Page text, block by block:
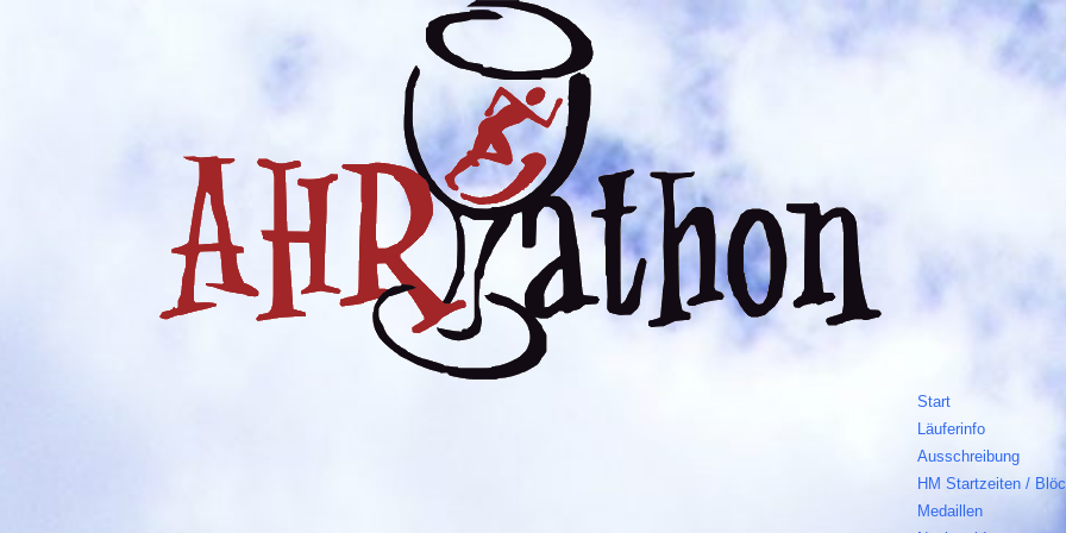
Start
Läuferinfo
Ausschreibung
HM Startzeiten /
Medaillen